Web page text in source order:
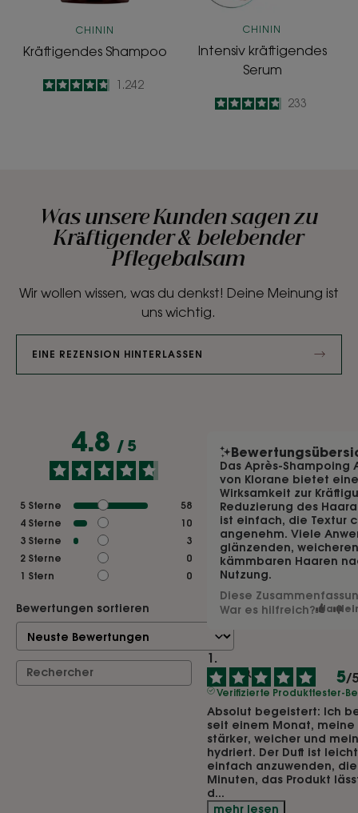
CHININ
Kräftigendes Shampoo
4.8
/51.242
CHININ
Intensiv kräftigendes
Serum
4.8
/
5
233
Was unsere Kunden sagen zu
Kräftigender & belebender
Pflegebalsam
Wir wollen wissen, was du denkst! Deine Meinung ist
uns wichtig.
EINE REZENSION HINTERLASSEN
4.8 / 5
5 Sterne
58
4 Sterne
10
3 Sterne
3
2 Sterne
0
1 Stern 0
Bewertungen sortieren
Das Après-
von Klorane bietet
Wirksamkeit zur
Reduzierung des
ist einfach, die Textur
angenehm. Viele
glänzenden,
kämmbaren Haaren
Nutzung.
Diese
War es hilfreich? Ja
5/5
Verifizierte Produkttester-
Absolut begeistert: Ich
seit einem Monat, meine
stärker, weicher und
hydriert. Der Duft ist
einfach anzuwenden,
Minuten, das Produkt
d...
mehr lesen